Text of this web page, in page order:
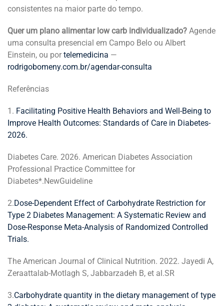
consistentes na maior parte do tempo.
Quer um plano alimentar low carb individualizado? Agende
uma consulta presencial em Campo Belo ou Albert
Einstein, ou por telemedicina —
rodrigobomeny.com.br/agendar-consulta
Referências
1. Facilitating Positive Health Behaviors and Well-Being to
Improve Health Outcomes: Standards of Care in Diabetes-
2026.
Diabetes Care. 2026. American Diabetes Association
Professional Practice Committee for
Diabetes*.NewGuideline
2.Dose-Dependent Effect of Carbohydrate Restriction for
Type 2 Diabetes Management: A Systematic Review and
Dose-Response Meta-Analysis of Randomized Controlled
Trials.
The American Journal of Clinical Nutrition. 2022. Jayedi A,
Zeraattalab-Motlagh S, Jabbarzadeh B, et al.SR
3.Carbohydrate quantity in the dietary management of type